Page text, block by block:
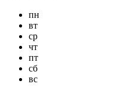
пн
вт
ср
чт
пт
сб
вс